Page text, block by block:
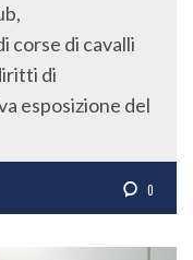
corse di cavalli
di
esposizione del
0